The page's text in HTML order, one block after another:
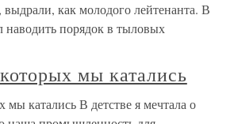
выдрали, как молодого лейтенанта. В
наводить порядок в тыловых
мы катались
мы катались В детстве я мечтала о